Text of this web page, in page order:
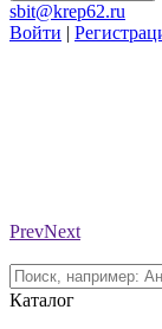
sbit@krep62.ru
Войти |
PrevNext
Каталог